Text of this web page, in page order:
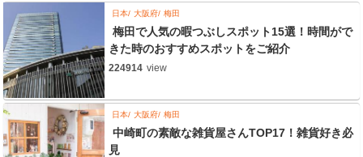
日本 大阪府 梅田
梅田で人気の暇つぶしスポット15選！時間がで
きた時のおすすめスポットをご紹介
224914 view
日本 大阪府 梅田
中崎町の素敵な雑貨屋さんTOP17！雑貨好き必
見